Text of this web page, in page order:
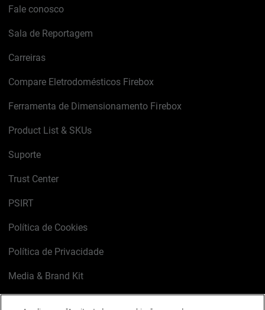
Fale conosco
Sala de Reportagem
Carreiras
Compare Eletrodomésticos Firebox
Ferramenta de Dimensionamento Firebox
Product List & SKUs
Suporte
Trust Center
PSIRT
Política de Cookies
Política de Privacidade
Media & Brand Kit